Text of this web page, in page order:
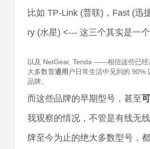
比如 TP-Link (普联)，Fast (迅
ry (水星) <--- 这三个其实是一
以及 NetGear, Tenda ——相信这些已经
大多数普通用 户日常生活中见到的 90%
品牌。
而这些品牌的早期型号，甚至
我观察的情况，不管是有线无
牌至今为止的绝大多数型号，